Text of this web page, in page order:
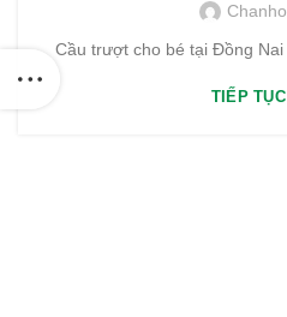
Cầu trượt cho bé tại Đồng Nai
TIẾP